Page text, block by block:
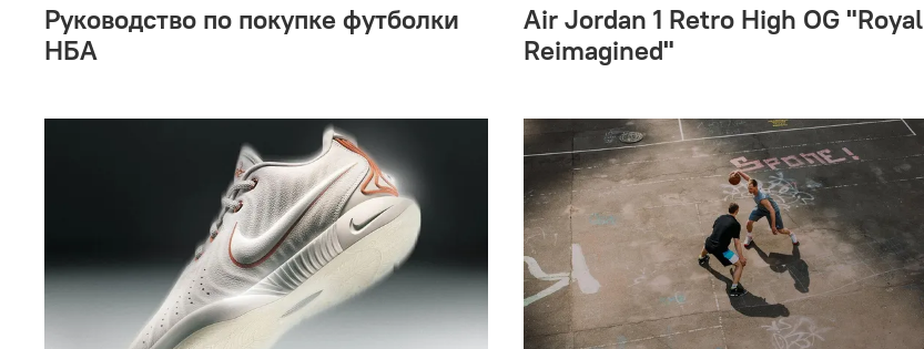
Руководство по покупке футболки
НБА
Air Jordan 1 Retro High OG "Royal
Reimagined"